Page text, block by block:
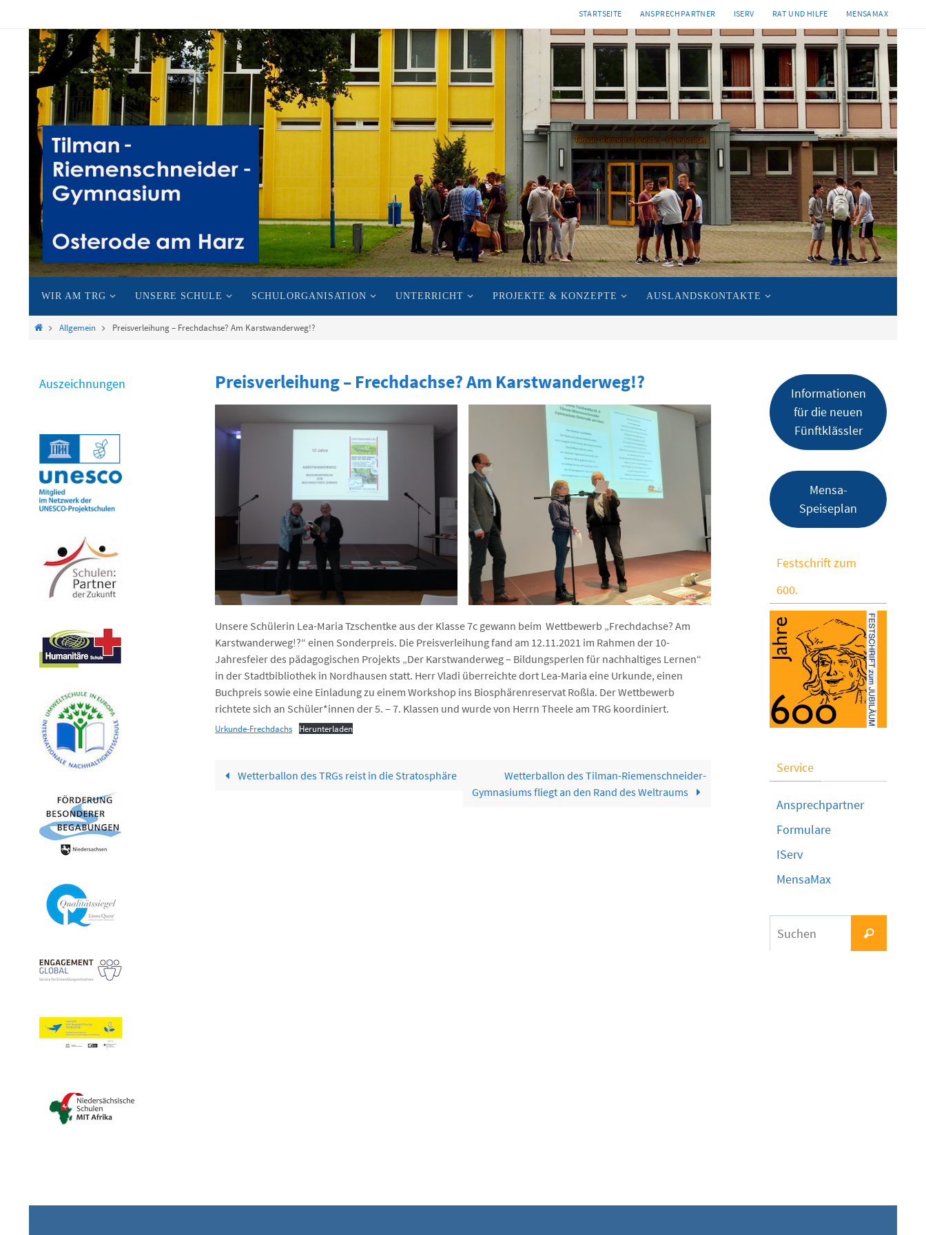
springen
STARTSEITE ANSPRECHPARTNER ISERV RAT UND HILFE MENSAMAX
Inhalt
WIR AM TRG UNSERE SCHULE SCHULORGANISATION UNTERRICHT PROJEKTE & KONZEPTE AUSLANDSKONTAKTE
StartAllgemein Preisverleihung – Frechdachse? Am Karstwanderweg!?
Preisverleihung – Frechdachse? Am Karstwanderweg!?
Unsere Schülerin Lea-Maria Tzschentke aus der Klasse 7c gewann beim Wettbewerb „Frechdachse? Am
Karstwanderweg!?“ einen Sonderpreis. Die Preisverleihung fand am 12.11.2021 im Rahmen der 10-
Jahresfeier des pädagogischen Projekts „Der Karstwanderweg – Bildungsperlen für nachhaltiges Lernen“
in der Stadtbibliothek in Nordhausen statt. Herr Vladi überreichte dort Lea-Maria eine Urkunde, einen
Buchpreis sowie eine Einladung zu einem Workshop ins Biosphärenreservat Roßla. Der Wettbewerb
richtete sich an Schüler*innen der 5. – 7. Klassen und wurde von Herrn Theele am TRG koordiniert.
Urkunde-Frechdachs Herunterladen
Wetterballon des TRGs reist in die Stratosphäre
Wetterballon des Tilman-Riemenschneider-
Gymnasiums fliegt an den Rand des Weltraums
Auszeichnungen
Informationen
für die neuen
Fünftklässler
Mensa-
Speiseplan
Festschrift zum
600.
Service
Ansprechpartner
Formulare
IServ
MensaMax
Suchen